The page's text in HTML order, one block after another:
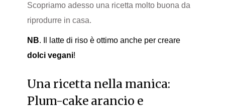
Scopriamo adesso una ricetta molto buona da
riprodurre in casa.
NB. Il latte di riso è ottimo anche per creare
dolci vegani!
Una ricetta nella manica:
Plum-cake arancio e